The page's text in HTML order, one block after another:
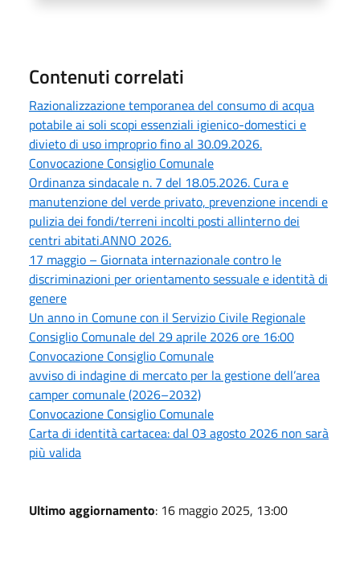
Contenuti correlati
Razionalizzazione temporanea del consumo di acqua
potabile ai soli scopi essenziali igienico-domestici e
divieto di uso improprio fino al 30.09.2026.
Convocazione Consiglio Comunale
Ordinanza sindacale n. 7 del 18.05.2026. Cura e
manutenzione del verde privato, prevenzione incendi e
pulizia dei fondi/terreni incolti posti allinterno dei
centri abitati.ANNO 2026.
17 maggio – Giornata internazionale contro le
discriminazioni per orientamento sessuale e identità di
genere
Un anno in Comune con il Servizio Civile Regionale
Consiglio Comunale del 29 aprile 2026 ore 16:00
Convocazione Consiglio Comunale
avviso di indagine di mercato per la gestione dell’area
camper comunale (2026–2032)
Convocazione Consiglio Comunale
Carta di identità cartacea: dal 03 agosto 2026 non sarà
più valida
Ultimo aggiornamento: 16 maggio 2025, 13:00